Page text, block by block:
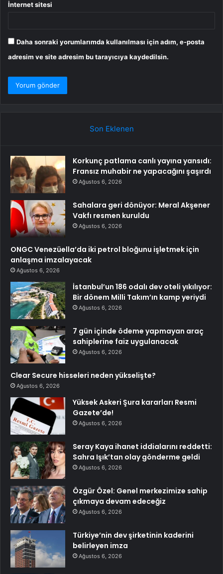
İnternet sitesi
Daha sonraki yorumlarımda kullanılması için adım, e-posta
adresim ve site adresim bu tarayıcıya kaydedilsin.
Son Eklenen
Korkunç patlama canlı yayına yansıdı:
Fransız muhabir ne yapacağını şaşırdı
Ağustos 6, 2026
Sahalara geri dönüyor: Meral Akşener
Vakfı resmen kuruldu
Ağustos 6, 2026
ONGC Venezüella’da iki petrol bloğunu işletmek için
anlaşma imzalayacak
Ağustos 6, 2026
İstanbul’un 186 odalı dev oteli yıkılıyor:
Bir dönem Milli Takım’ın kamp yeriydi
Ağustos 6, 2026
7 gün içinde ödeme yapmayan araç
sahiplerine faiz uygulanacak
Ağustos 6, 2026
Clear Secure hisseleri neden yükselişte?
Ağustos 6, 2026
Yüksek Askeri Şura kararları Resmi
Gazete’de!
Ağustos 6, 2026
Seray Kaya ihanet iddialarını reddetti:
Sahra Işık’tan olay gönderme geldi
Ağustos 6, 2026
Özgür Özel: Genel merkezimize sahip
çıkmaya devam edeceğiz
Ağustos 6, 2026
Türkiye’nin dev şirketinin kaderini
belirleyen imza
Ağustos 6, 2026